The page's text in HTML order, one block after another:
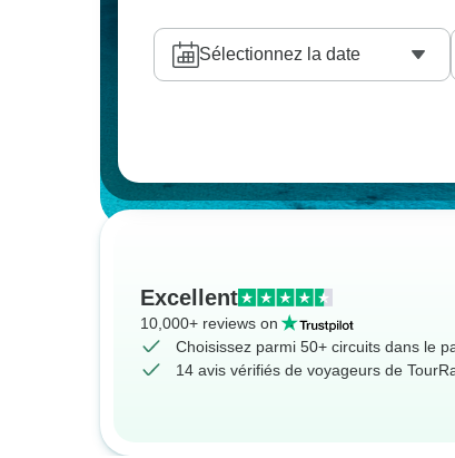
Sélectionnez la date
Excellent
10,000+ reviews on
Choisissez parmi 50+ circuits dans le
14 avis vérifiés de voyageurs de